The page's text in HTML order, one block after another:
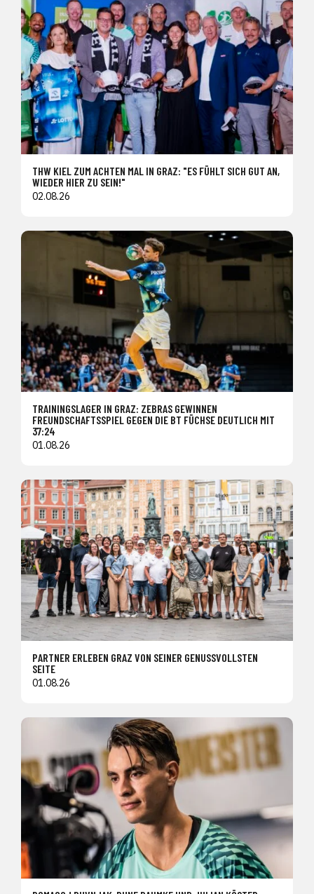
THW KIEL ZUM ACHTEN MAL IN GRAZ: "ES FÜHLT SICH GUT AN,
WIEDER HIER ZU SEIN!"
02.08.26
TRAININGSLAGER IN GRAZ: ZEBRAS GEWINNEN
FREUNDSCHAFTSSPIEL GEGEN DIE BT FÜCHSE DEUTLICH MIT
37:24
01.08.26
PARTNER ERLEBEN GRAZ VON SEINER GENUSSVOLLSTEN
SEITE
01.08.26